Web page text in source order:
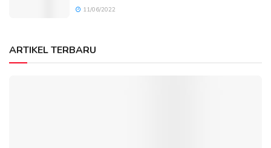
11/06/2022
ARTIKEL TERBARU